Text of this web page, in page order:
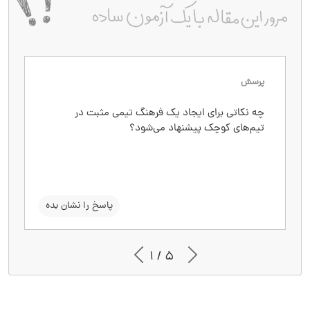
پرسش
چه نکاتی برای ایجاد یک فرهنگ تیمی مثبت در
تیم‌های کوچک پیشنهاد می‌شود؟
پاسخ را نشان بده
ایجاد روابط دوستانه، صداقت در ارتباطات، الگوبودن
مدیر، ایجاد اعتماد، و تشویق به همکاری از نکات
1 / 5